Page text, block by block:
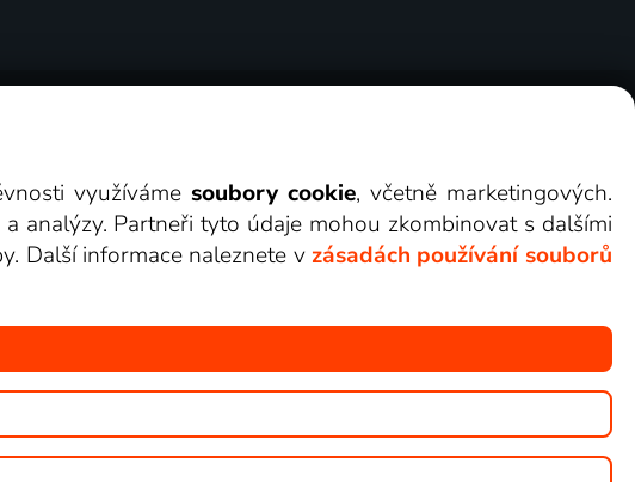
které můžete sledovat v Lepší.TV.
využívámesoubory cookie, včetně marketingových.
analýzy. Partneři tyto údaje mohou zkombinovat s dalšími
Další informace naleznete v zásadách používání souborů